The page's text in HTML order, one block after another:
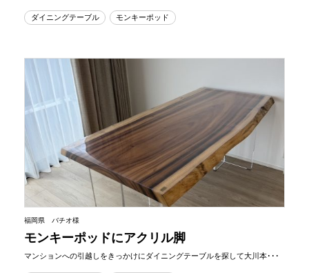
ダイニングテーブル モンキーポッド
福岡県 バチオ様
モンキーポッドにアクリル脚
マンションへの引越しをきっかけにダイニングテーブルを探して大川本･･･